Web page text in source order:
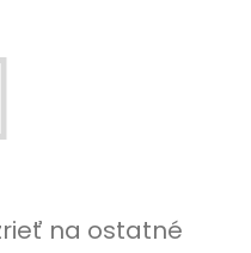
na ostatné